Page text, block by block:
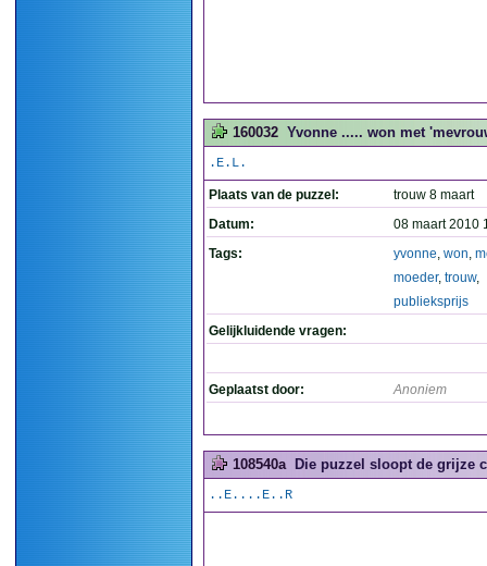
160032 Yvonne ..... won met
.E.L.
Plaats van de puzzel:
trouw 8 maart
Datum:
08 maart 2010
Tags:
yvonne, won,
moeder, trouw,
publieksprijs
Gelijkluidende vragen:
Geplaatst door: Anoniem
108540a Die puzzel sloopt de grijze
..E....E..R